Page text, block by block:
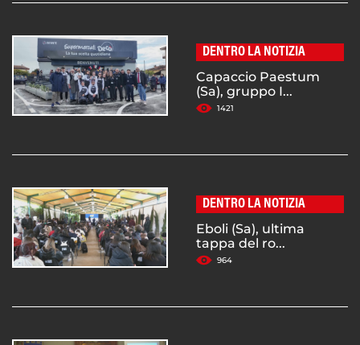
DENTRO LA NOTIZIA
Capaccio Paestum
(Sa), gruppo I...
1421
DENTRO LA NOTIZIA
Eboli (Sa), ultima
tappa del ro...
964